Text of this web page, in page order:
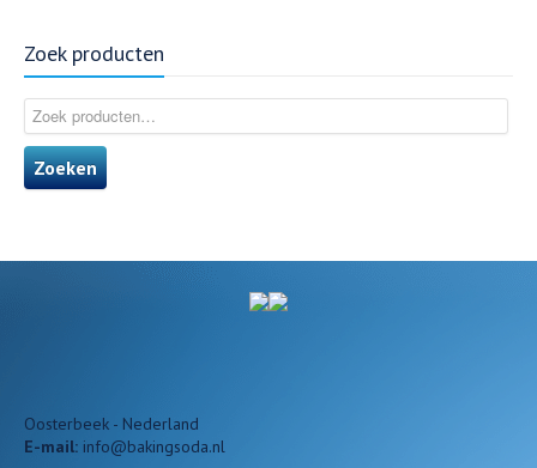
Zoek producten
Zoeken
Oosterbeek - Nederland
E-mail: info@bakingsoda.nl